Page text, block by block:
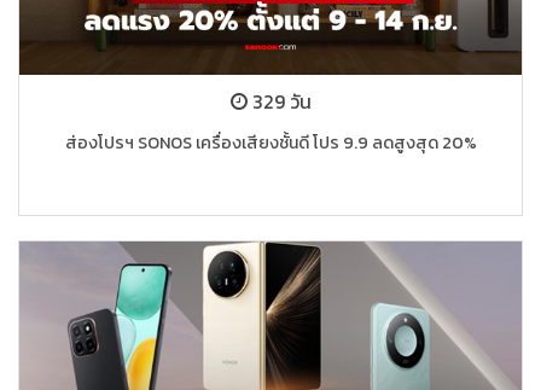
329 วัน
ส่องโปรฯ SONOS เครื่องเสียงชั้นดี โปร 9.9 ลดสูงสุด 20%